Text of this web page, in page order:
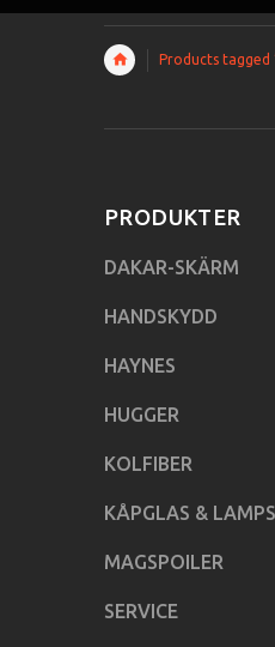
Products tagged
PRODUKTER
DAKAR-SKÄRM
HANDSKYDD
HAYNES
HUGGER
KOLFIBER
KÅPGLAS &
MAGSPOILER
SERVICE